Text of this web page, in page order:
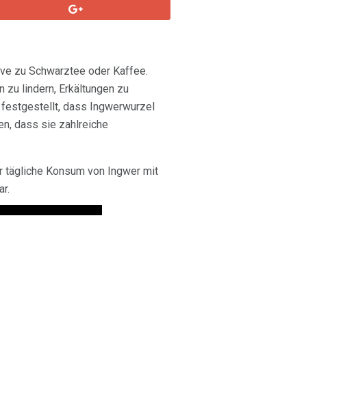
zu Schwarztee oder Kaffee.
lindern, Erkältungen zu
festgestellt, dass Ingwerwurzel
dass sie zahlreiche
tägliche Konsum von Ingwer mit